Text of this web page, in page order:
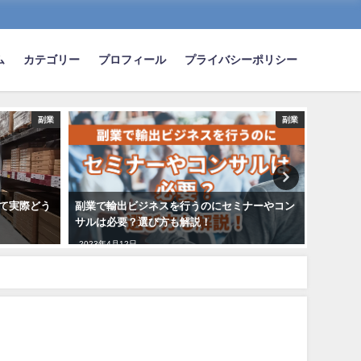
カテゴリー プロフィール プライバシーポリシー
副業
実際どう
副業
副業で輸出ビジネスを行うのにセミナーやコン
サルは必要？選び方も解説！
2023年4月12日